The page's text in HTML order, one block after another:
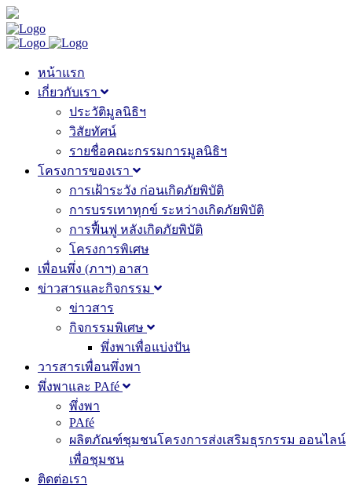
หน้าแรก
เกี่ยวกับเรา
ประวัติมูลนิธิฯ
วิสัยทัศน์
รายชื่อคณะกรรมการมูลนิธิฯ
โครงการของเรา
การเฝ้าระวัง ก่อนเกิดภัยพิบัติ
การบรรเทาทุกข์ ระหว่างเกิดภัยพิบัติ
การฟื้นฟู หลังเกิดภัยพิบัติ
โครงการพิเศษ
เพื่อนพึ่ง (ภาฯ) อาสา
ข่าวสารและกิจกรรม
ข่าวสาร
กิจกรรมพิเศษ
พึ่งพาเพื่อแบ่งปัน
วารสารเพื่อนพึ่งพา
พึ่งพาและ PAfé
พึ่งพา
PAfé
ผลิตภัณฑ์ชุมชนโครงการส่งเสริมธุรกรรม ออนไลน์
เพื่อชุมชน
ติดต่อเรา